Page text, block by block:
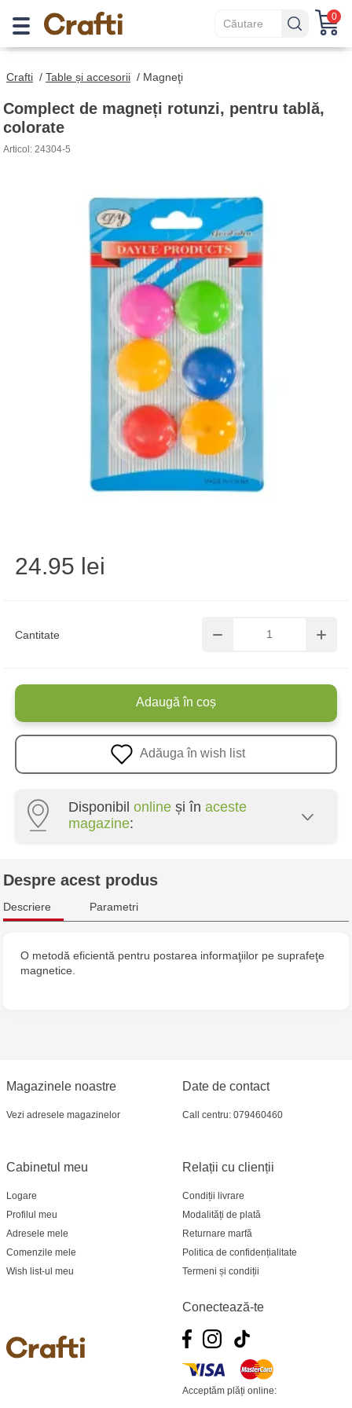
0
Crafti / Table și accesorii / Magneţi
Complect de magneți rotunzi, pentru tablă,
colorate
Articol: 24304-5
Cantitate
24.95 lei
Adaugă în coș
Adăuga în wish list
Disponibil online și în aceste
magazine:
Crafti Botanica - bd. Decebal, 139
Crafti Buiucani - str. Alba Iulia, 77/18
Crafti Bălți - str. Alexandru Cel Bun, 5
Multistore Poșta Veche - str. Socoleni, 7
Multistore Centru - bd. Cantemir, 6
Crafti Comrat - str Pobeda,48
Crafti Centru - bd. Ștefan cel Mare și Sfânt,
182
Crafti Buiucani - str. Ion Creangă, 68/1
Crafti Ciocana- Port Mall, etajul 3
Despre acest produs
Descriere Parametri
O metodă eficientă pentru postarea informaţiilor pe suprafeţe
magnetice.
Magazinele noastre
Vezi adresele magazinelor
Relații cu clienții
Condiții livrare
Modalități de plată
Returnare marfă
Politica de confidențialitate
Termeni și condiții
Cabinetul meu
Logare
Profilul meu
Adresele mele
Comenzile mele
Wish list-ul meu
Date de contact
Call centru: 079460460
Conectează-te
Acceptăm plăți online: